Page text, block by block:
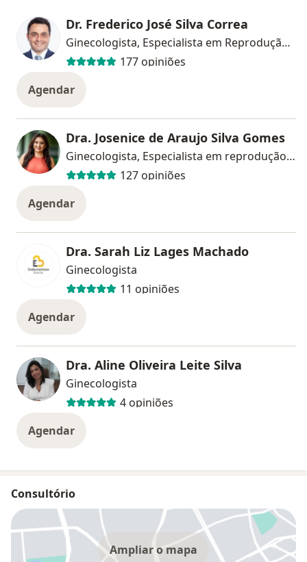
Dr. Frederico José Silva Correa
Ginecologista, Especialista em Reprodução Humana
177 opiniões
Agendar
Dra. Josenice de Araujo Silva Gomes
Ginecologista, Especialista em reprodução humana
127 opiniões
Agendar
Dra. Sarah Liz Lages Machado
Ginecologista
11 opiniões
Agendar
Dra. Aline Oliveira Leite Silva
Ginecologista
4 opiniões
Agendar
Consultório
Ampliar o mapa